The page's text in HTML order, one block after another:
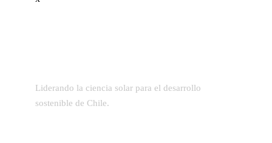
Liderando la ciencia solar para el desarrollo
sostenible de Chile.